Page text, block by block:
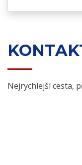
Nejrychlejší cesta,